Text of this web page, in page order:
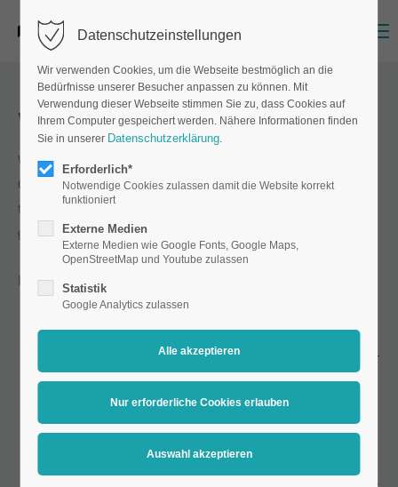
Wie sind die Produktionszeiten?
Wir sind bemüht, Ihren Auftrag unter Einhaltung aller
Qualitätsstandards so schnell wie möglich fertigzustellen. Die
tatsächliche Produktionszeit ist abhängig von der
gewünschten Auflage sowie dem Produktionsverfahren.
Hier unsere Richtwerte:
Auftragsvolumen ca. 2-4 Arbeitstage. Falls nötig, sind wir
aber in der Lage, geringe Mengen bereits innerhalb von 12-
24 Stunden zu versenden.
Die Herstellung im Siebdruck dauert durch die
Schnellere Produktionszeiten sind nach Absprache
Im Offsetdruck benötigen wir durch den Sammeldruck ca.
Datenschutzeinstellungen
Wir verwenden Cookies, um die Webseite bestmöglich an die
Bedürfnisse unserer Besucher anpassen zu können. Mit
Verwendung dieser Webseite stimmen Sie zu, dass Cookies auf
Ihrem Computer gespeichert werden. Nähere Informationen finden
Sie in unserer Datenschutzerklärung.
Erforderlich*
Notwendige Cookies zulassen damit die Website korrekt
funktioniert
Externe Medien
Externe Medien wie Google Fonts, Google Maps,
OpenStreetMap und Youtube zulassen
Statistik
Google Analytics zulassen